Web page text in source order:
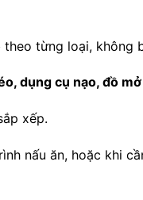
theo từng loại, không
dụng cụ nạo, đồ
xếp.
nấu ăn, hoặc khi